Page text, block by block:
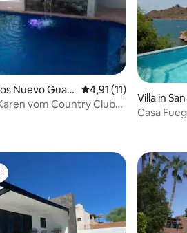
4,55 von 5, 11 Bewertungen
Nuevo Guay
Durchschnittliche
4,91 (11)
vom Country Club
Villa in
ymas
Casa